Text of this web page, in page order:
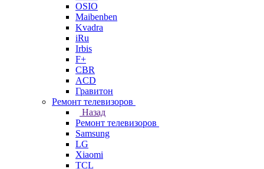
OSIO
Maibenben
Kvadra
iRu
Irbis
F+
CBR
ACD
Гравитон
Ремонт телевизоров
Назад
Ремонт телевизоров
Samsung
LG
Xiaomi
TCL